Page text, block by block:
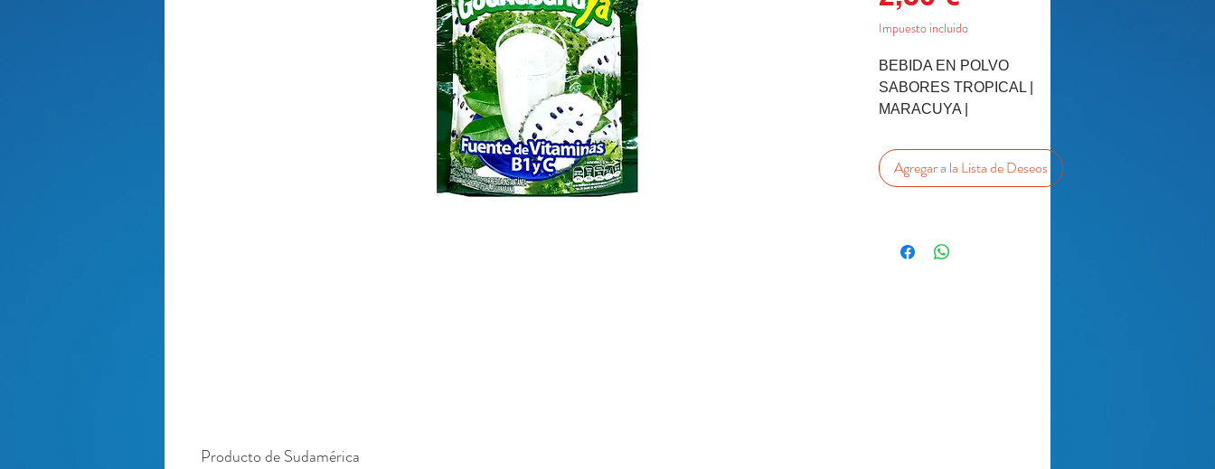
Impuesto incluido
BEBIDA EN POLVO
SABORES TROPICAL |
MARACUYA |
318 g | RINDE PARA 3
LITROS
Agregar a la Lista de Deseos
Producto de Sudamérica